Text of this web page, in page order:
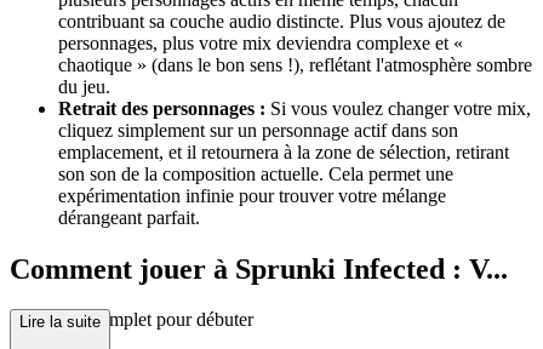
contribuant sa couche audio distincte. Plus vous ajoutez de
personnages, plus votre mix deviendra complexe et «
chaotique » (dans le bon sens !), reflétant l'atmosphère sombre
du jeu.
Retrait des personnages : Si vous voulez changer votre mix,
cliquez simplement sur un personnage actif dans son
emplacement, et il retournera à la zone de sélection, retirant
son son de la composition actuelle. Cela permet une
expérimentation infinie pour trouver votre mélange
dérangeant parfait.
Comment jouer à Sprunki Infected : V...
otre guide complet pour débuter
Lire la suite